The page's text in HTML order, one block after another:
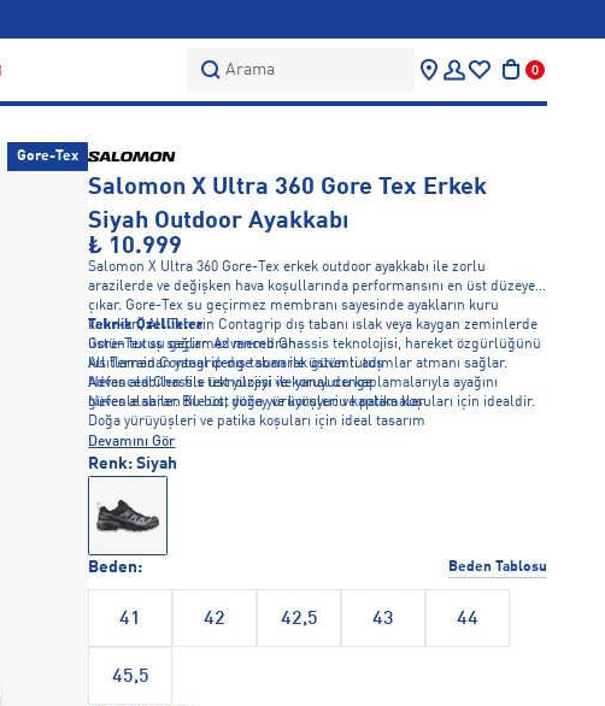
Arama 0
Gore-Tex
Salomon X Ultra 360 Gore Tex Erkek
Siyah Outdoor Ayakkabı
₺ 10.999
Salomon X Ultra 360 Gore-Tex erkek outdoor ayakkabı ile zorlu
arazilerde ve değişken hava koşullarında performansını en üst düzeye
çıkar. Gore-Tex su geçirmez membranı sayesinde ayakların kuru
kalırken, All Terrain Contagrip dış tabanı ıslak veya kaygan zeminlerde
üstün tutuş sağlar. Advanced Chassis teknolojisi, hareket özgürlüğünü
kısıtlamadan yanal denge sunarak güvenli adımlar atmanı sağlar.
Nefes alabilen file üst yüzeyi ve koruyucu kaplamalarıyla ayağını
güvenle sarar. Bu bot, doğa yürüyüşleri ve patika koşuları için idealdir.
Teknik Özellikler
Gore-Tex su geçirmez membran
All Terrain Contagrip dış taban ile üstün tutuş
Advanced Chassis teknolojisi ile yanal denge
Nefes alabilen file üst yüzey ve koruyucu kaplamalar
Doğa yürüyüşleri ve patika koşuları için ideal tasarım
Devamını Gör
Beden: Beden Tablosu
41 42 42,5 43 44
45,5
Renk: Siyah